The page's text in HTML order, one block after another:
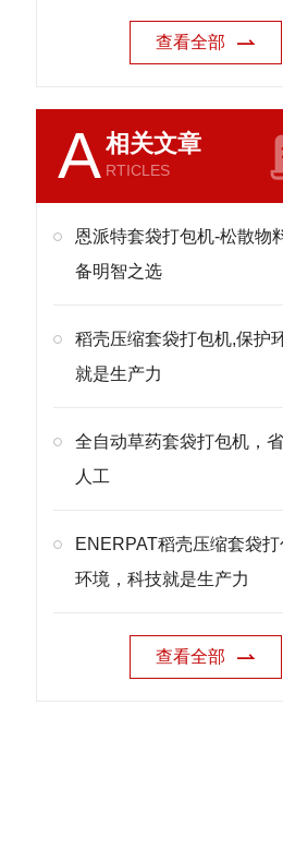
查看全部
A相关文章
RTICLES
恩派特套袋打包机-松散物
备明智之选
稻壳压缩套袋打包机,保护
就是生产力
全自动草药套袋打包机，
人工
ENERPAT稻壳压缩套袋
环境，科技就是生产力
查看全部